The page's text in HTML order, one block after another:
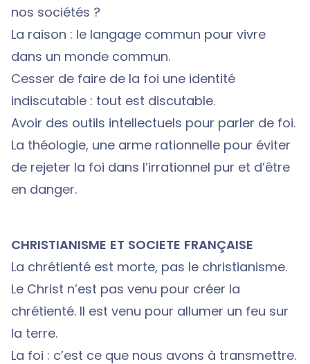
nos sociétés ?
La raison : le langage commun pour vivre
dans un monde commun.
Cesser de faire de la foi une identité
indiscutable : tout est discutable.
Avoir des outils intellectuels pour parler de foi.
La théologie, une arme rationnelle pour éviter
de rejeter la foi dans l’irrationnel pur et d’être
en danger.
CHRISTIANISME ET SOCIETE FRANÇAISE
La chrétienté est morte, pas le christianisme.
Le Christ n’est pas venu pour créer la
chrétienté. Il est venu pour allumer un feu sur
la terre.
La foi : c’est ce que nous avons à transmettre.